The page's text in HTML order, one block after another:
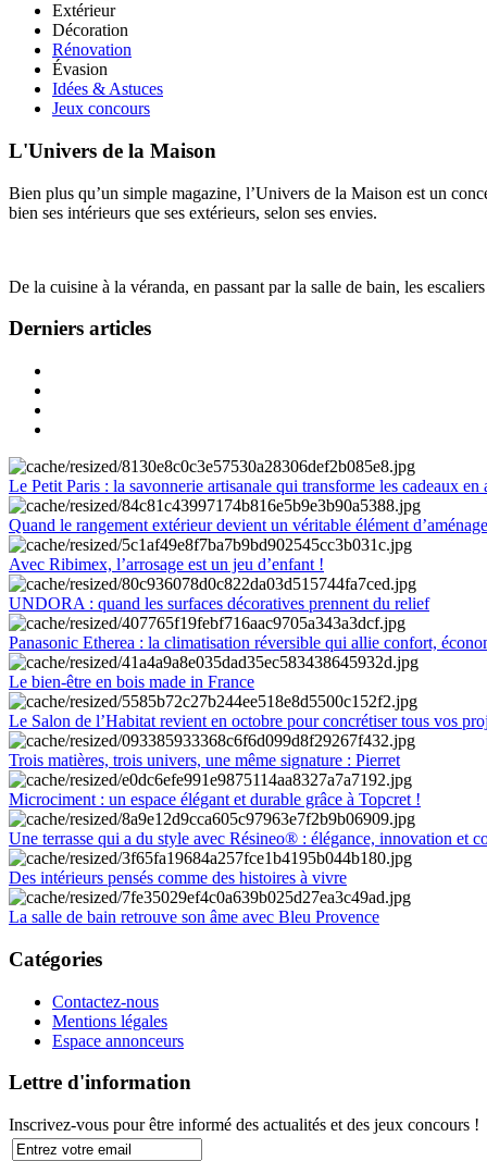
Extérieur
Décoration
Rénovation
Évasion
Idées & Astuces
Jeux concours
L'Univers de la Maison
Bien plus qu’un simple magazine, l’Univers de la Maison est un
bien ses intérieurs que ses extérieurs, selon ses envies.
De la cuisine à la véranda, en passant par la salle de bain, les
Derniers articles
Le Petit Paris : la savonnerie artisanale qui transforme les cadeaux en
Quand le rangement extérieur devient un véritable élément
Avec Ribimex, l’arrosage est un jeu d’enfant !
UNDORA : quand les surfaces décoratives prennent du relief
Panasonic Etherea : la climatisation réversible qui allie confort,
Le bien-être en bois made in France
Le Salon de l’Habitat revient en octobre pour concrétiser tous vos
Trois matières, trois univers, une même signature : Pierret
Microciment : un espace élégant et durable grâce à Topcret !
Une terrasse qui a du style avec Résineo® : élégance, innovation et
Des intérieurs pensés comme des histoires à vivre
La salle de bain retrouve son âme avec Bleu Provence
Catégories
Contactez-nous
Mentions légales
Espace annonceurs
Lettre d'information
Inscrivez-vous pour être informé des actualités et des jeux concours !